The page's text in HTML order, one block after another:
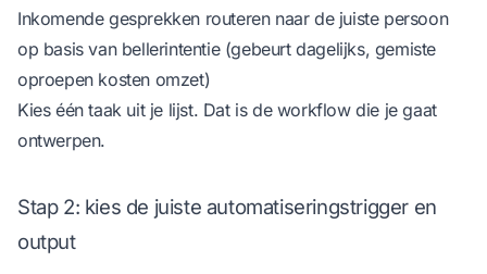
Inkomende gesprekken routeren naar de juiste persoon
op basis van bellerintentie (gebeurt dagelijks, gemiste
oproepen kosten omzet)
Kies één taak uit je lijst. Dat is de workflow die je gaat
ontwerpen.
Stap 2: kies de juiste automatiseringstrigger en
output